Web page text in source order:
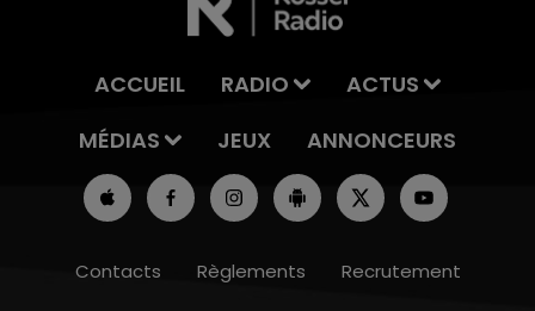
ACCUEIL RADIO
ACTUS
MÉDIAS
JEUX ANNONCEURS
Contacts Règlements
Recrutement